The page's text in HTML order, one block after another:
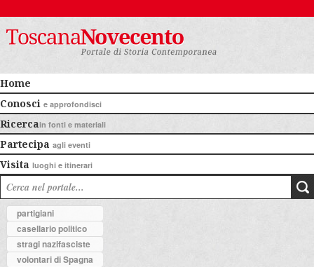
Home
Conosci e approfondisci
Ricercain fonti e materiali
Partecipa agli eventi
Visita luoghi e itinerari
partigiani
casellario politico
stragi nazifasciste
volontari di Spagna